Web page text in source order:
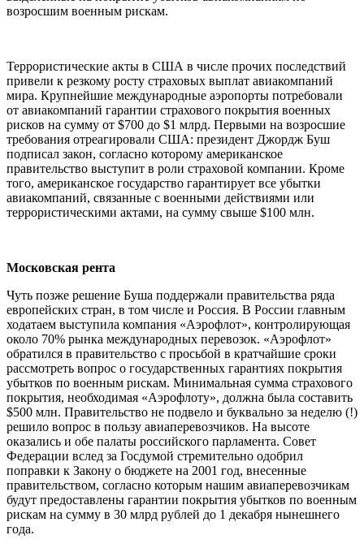
возросшим военным рискам.
Террористические акты в США в числе прочих последствий
привели к резкому росту страховых выплат авиакомпаний
мира. Крупнейшие международные аэропорты потребовали
от авиакомпаний гарантии страхового покрытия военных
рисков на сумму от $700 до $1 млрд. Первыми на возросшие
требования отреагировали США: президент Джордж Буш
подписал закон, согласно которому американское
правительство выступит в роли страховой компании. Кроме
того, американское государство гарантирует все убытки
авиакомпаний, связанные с военными действиями или
террористическими актами, на сумму свыше $100 млн.
Московская рента
Чуть позже решение Буша поддержали правительства ряда
европейских стран, в том числе и Россия. В России главным
ходатаем выступила компания «Аэрофлот», контролирующая
около 70% рынка международных перевозок. «Аэрофлот»
обратился в правительство с просьбой в кратчайшие сроки
рассмотреть вопрос о государственных гарантиях покрытия
убытков по военным рискам. Минимальная сумма страхового
покрытия, необходимая «Аэрофлоту», должна была составить
$500 млн. Правительство не подвело и буквально за неделю (!)
решило вопрос в пользу авиаперевозчиков. На высоте
оказались и обе палаты российского парламента. Совет
Федерации вслед за Госдумой стремительно одобрил
поправки к Закону о бюджете на 2001 год, внесенные
правительством, согласно которым нашим авиаперевозчикам
будут предоставлены гарантии покрытия убытков по военным
рискам на сумму в 30 млрд рублей до 1 декабря нынешнего
года.